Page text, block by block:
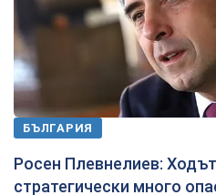
БЪЛГАРИЯ
Росен Плевнелиев:
стратегически много